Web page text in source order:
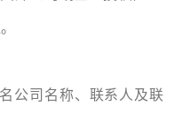
公司名称、联系人及联